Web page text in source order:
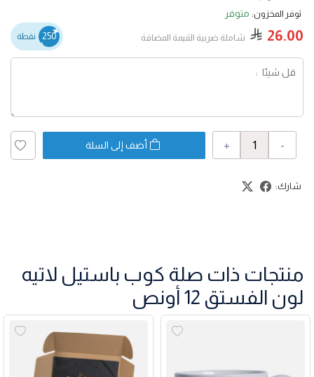
توفر المخزون: متوفر
26.00 شاملة ضربية القيمة المضافة 250 نقطة
-
+ أضف إلى السلة
شارك:
منتجات ذات صلة كوب باستيل لاتيه
لون الفستق 12 أونص